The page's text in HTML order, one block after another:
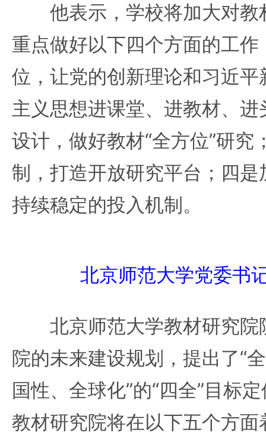
他表示，学校将加大对教
重点做好以下四个方面的工
位，让党的创新理论和习近
主义思想进课堂、进教材、
设计，做好教材“全方位”研究
制，打造开放研究平台；四
持续稳定的投入机制。
北京师范大学党委书
北京师范大学教材研究院
院的未来建设规划，提出了“
国性、全球化”的“四全”目标
教材研究院将在以下五个方面